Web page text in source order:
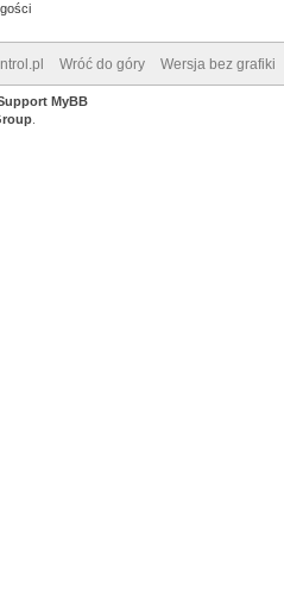
Wróć do góry Wersja bez grafiki
MyBB